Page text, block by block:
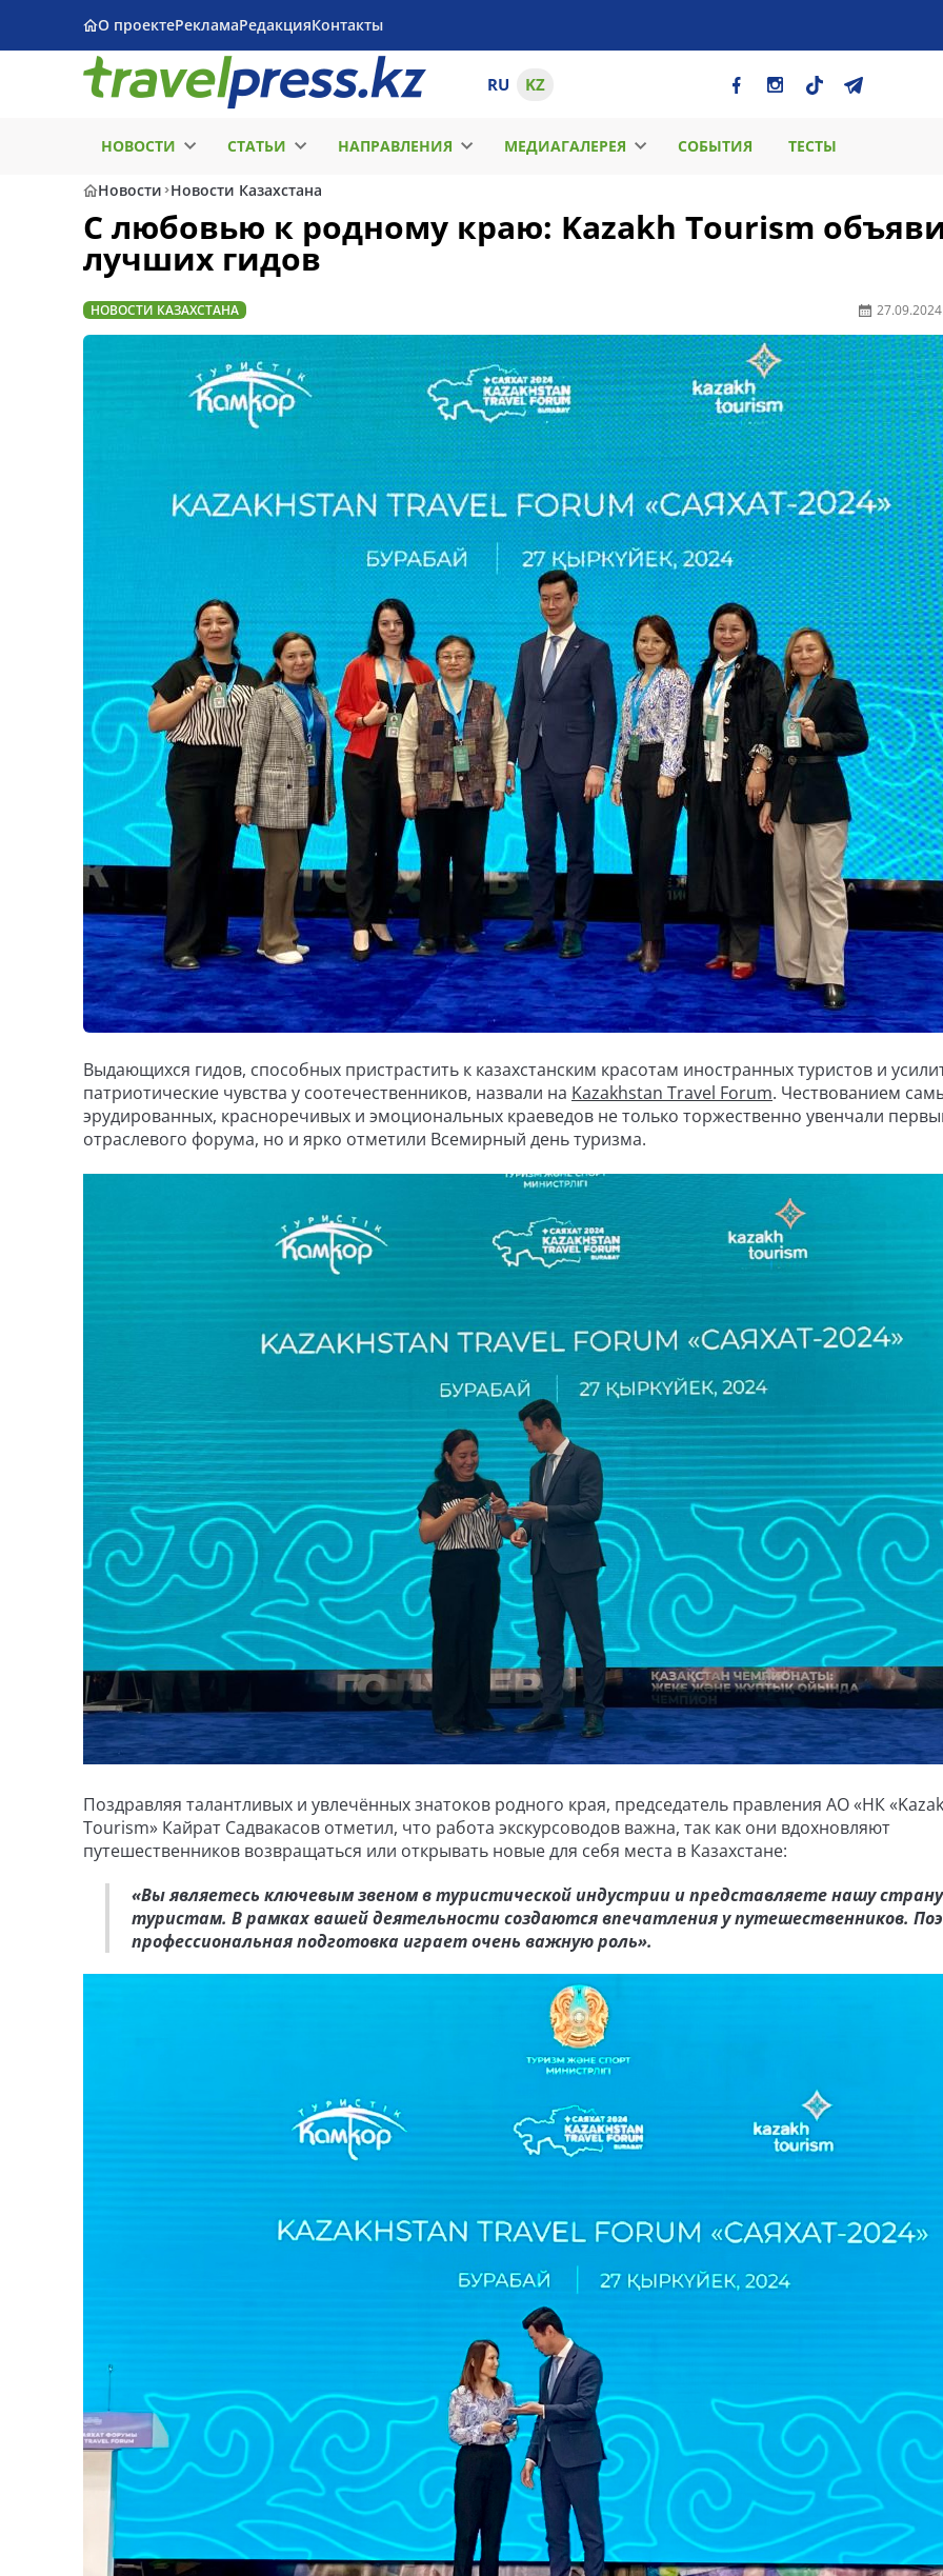
О проектеРекламаРедакцияКонтакты
RU KZ
НОВОСТИ СТАТЬИ НАПРАВЛЕНИЯ МЕДИАГАЛЕРЕЯ СОБЫТИЯ ТЕСТЫ
Новости Новости Казахстана
С любовью к родному краю: Kazakh Tourism
лучших гидов
НОВОСТИ КАЗАХСТАНА 27.09.2024
Выдающихся гидов, способных пристрастить к казахстанским красотам иностранных туристов и
патриотические чувства у соотечественников, назвали на Kazakhstan Travel Forum. Чествованием
эрудированных, красноречивых и эмоциональных краеведов не только торжественно увенчали
отраслевого форума, но и ярко отметили Всемирный день туризма.
Поздравляя талантливых и увлечённых знатоков родного края, председатель правления АО «НК
Tourism» Кайрат Садвакасов отметил, что работа экскурсоводов важна, так как они вдохновляют
путешественников возвращаться или открывать новые для себя места в Казахстане:
«Вы являетесь ключевым звеном в туристической индустрии и представляете нашу страну
туристам. В рамках вашей деятельности создаются впечатления у путешественников.
профессиональная подготовка играет очень важную роль».